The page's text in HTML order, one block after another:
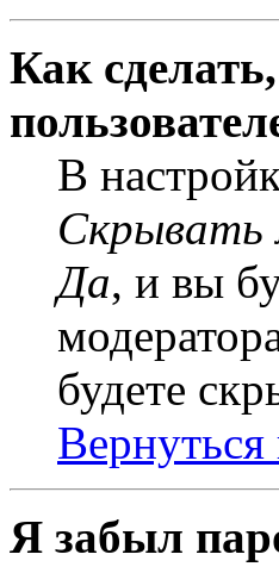
Как
В
Скрывать
Да, и вы
будете
Вернуться
Я забыл